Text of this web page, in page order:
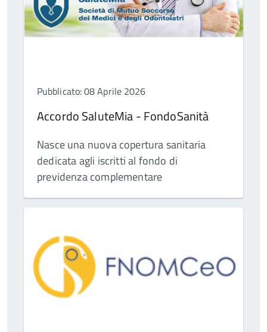
Pubblicato: 08 Aprile 2026
Accordo SaluteMia - FondoSanità
Nasce una nuova copertura sanitaria
dedicata agli iscritti al fondo di
previdenza complementare